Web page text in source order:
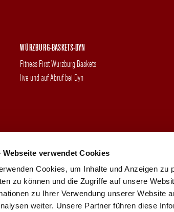
Webseite verwendet Cookies
Cookies, um Inhalte und Anzeigen
zu können und die Zugriffe auf unsere
zu Ihrer Verwendung unserer Website
weiter. Unsere Partner führen diese
WÜRZBURG-BASKETS-DYN
Fitness First Würzburg Baskets
live und auf Abruf bei Dyn